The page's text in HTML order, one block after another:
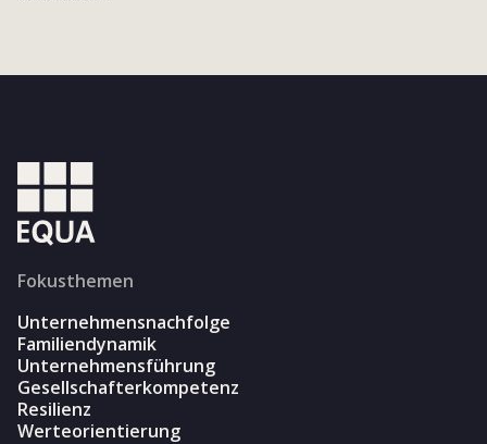
Fokusthemen
Unternehmensnachfolge
Familiendynamik
Unternehmensführung
Gesellschafterkompetenz
Resilienz
Werteorientierung